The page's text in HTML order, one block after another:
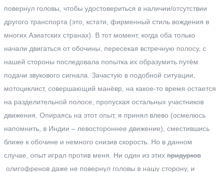
повернул головы, чтобы удостовериться в наличии/отсутствии
другого транспорта (это, кстати, фирменный стиль вождения в
многих Азиатских странах). В тот момент, когда оба только
начали двигаться от обочины, пересекая встречную полосу, с
нашей стороны последовала попытка их образумить путём
подачи звукового сигнала. Зачастую в подобной ситуации,
мотоциклист, совершающий манёвр, на какое-то время остается
на разделительной полосе, пропуская остальных участников
движения. Опираясь на этот опыт, я принял влево (осмелюсь
напомнить, в Индии – левостороннее движение), сместившись
ближе к обочине и немного снизив скорость. Но в данном
случае, опыт играл против меня. Ни один из этих придурков
олигофренов даже не повернул головы в нашу сторону, и